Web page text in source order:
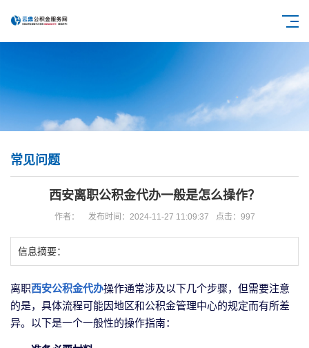
常见问题
西安离职公积金代办一般是怎么操作？
作者： 发布时间：2024-11-27 11:09:37 点击：997
信息摘要：
离职西安公积金代办操作通常涉及以下几个步骤，但需要注意
的是，具体流程可能因地区和公积金管理中心的规定而有所差
异。以下是一个一般性的操作指南：